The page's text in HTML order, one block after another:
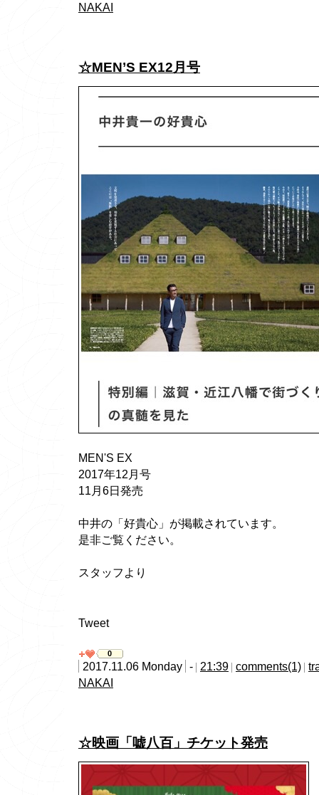
NAKAI
☆MEN’S EX12月号
MEN'S EX
2017年12月号
11月6日発売
中井の「好貴心」が掲載されています。
是非ご覧ください。
スタッフより
Tweet
0
2017.11.06 Monday - 21:39 comments(1)
NAKAI
☆映画「嘘八百」チケット発売